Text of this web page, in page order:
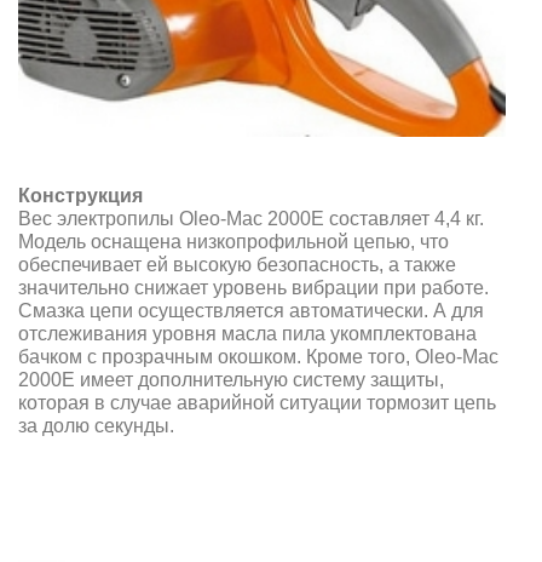
Конструкция
Вес электропилы Oleo-Mac 2000Е составляет 4,4 кг.
Модель оснащена низкопрофильной цепью, что
обеспечивает ей высокую безопасность, а также
значительно снижает уровень вибрации при работе.
Смазка цепи осуществляется автоматически. А для
отслеживания уровня масла пила укомплектована
бачком с прозрачным окошком. Кроме того, Oleo-Mac
2000Е имеет дополнительную систему защиты,
которая в случае аварийной ситуации тормозит цепь
за долю секунды.